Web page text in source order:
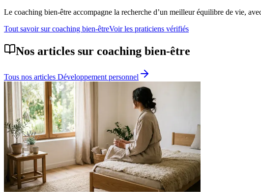
Le coaching bien-être accompagne la recherche d’un meilleur équilibre de vie,
Tout savoir surcoaching bien-êtreVoir les praticiens vérifiés
Nos articles sur coaching bien-être
Tous nos articles Développement personnel